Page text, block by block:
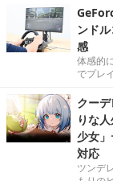
ンド
感
体感的
でプレ
クー
りな
少女
対応
ツンデ